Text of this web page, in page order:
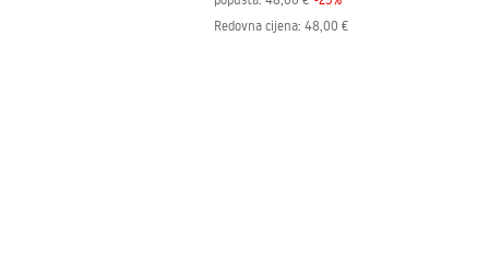
Redovna cijena: 48,00 €